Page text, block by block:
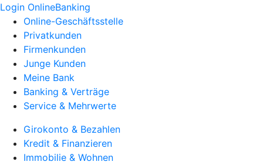
Login OnlineBanking
Online-Geschäftsstelle
Privatkunden
Firmenkunden
Junge Kunden
Meine Bank
Banking & Verträge
Service & Mehrwerte
Girokonto & Bezahlen
Kredit & Finanzieren
Immobilie & Wohnen